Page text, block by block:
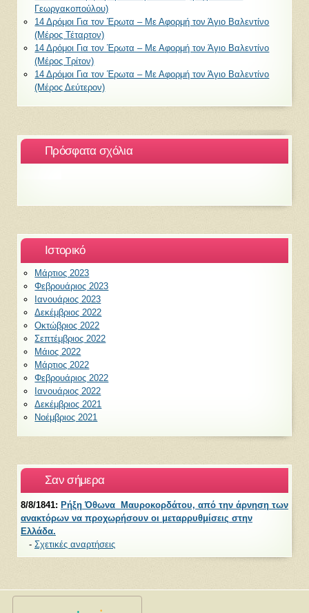
Γεωργακοπούλου)
14 Δρόμοι Για τον Έρωτα – Με Αφορμή τον Άγιο Βαλεντίνο
(Μέρος Τέταρτον)
14 Δρόμοι Για τον Έρωτα – Με Αφορμή τον Άγιο Βαλεντίνο
(Μέρος Τρίτον)
14 Δρόμοι Για τον Έρωτα – Με Αφορμή τον Άγιο Βαλεντίνο
(Μέρος Δεύτερον)
Πρόσφατα σχόλια
Ιστορικό
Μάρτιος 2023
Φεβρουάριος 2023
Ιανουάριος 2023
Δεκέμβριος 2022
Οκτώβριος 2022
Σεπτέμβριος 2022
Μάιος 2022
Μάρτιος 2022
Φεβρουάριος 2022
Ιανουάριος 2022
Δεκέμβριος 2021
Νοέμβριος 2021
Σαν σήμερα
8/8/1841: Ρήξη Όθωνα  Μαυροκορδάτου, από την άρνηση των
ανακτόρων να προχωρήσουν οι μεταρρυθμίσεις στην
Ελλάδα.
- Σχετικές αναρτήσεις